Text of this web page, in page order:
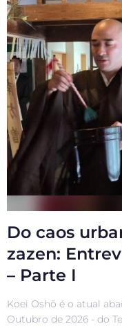
Do caos
zazen:
– Parte I
Koei Oshō é o atual
Outubro de 2026 - do